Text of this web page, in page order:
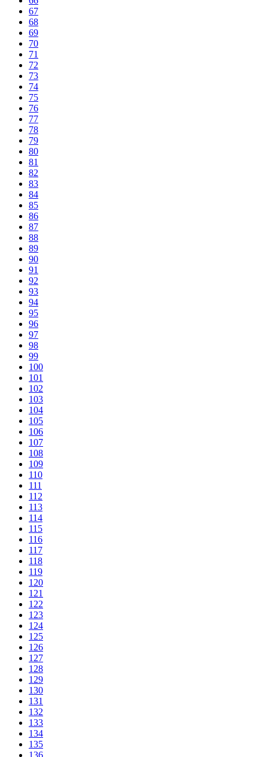
67
68
69
70
71
72
73
74
75
76
77
78
79
80
81
82
83
84
85
86
87
88
89
90
91
92
93
94
95
96
97
98
99
100
101
102
103
104
105
106
107
108
109
110
111
112
113
114
115
116
117
118
119
120
121
122
123
124
125
126
127
128
129
130
131
132
133
134
135
136